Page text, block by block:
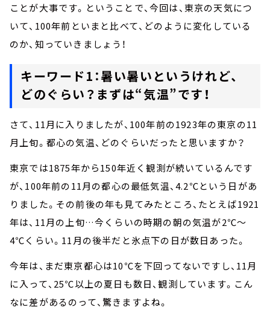
ことが大事です。ということで、今回は、東京の天気につ
いて、100年前といまと比べて、どのように変化している
のか、知っていきましょう！
キーワード1：暑い暑いというけれど、
どのぐらい？まずは“気温”です！
さて、11月に入りましたが、100年前の1923年の東京の11
月上旬。都心の気温、どのぐらいだったと思いますか？
東京では1875年から150年近く観測が続いているんです
が、100年前の11月の都心の最低気温、4.2℃という日があ
りました。その前後の年も見てみたところ、たとえば1921
年は、11月の上旬…今くらいの時期の朝の気温が2℃～
4℃くらい。11月の後半だと氷点下の日が数日あった。
今年は、まだ東京都心は10℃を下回ってないですし、11月
に入って、25℃以上の夏日も数日、観測しています。こん
なに差があるのって、驚きますよね。